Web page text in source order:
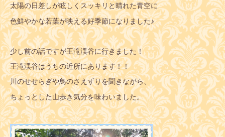
太陽の日差しが眩しくスッキリと晴れた青空に
色鮮やかな若葉が映える好季節になりました♪
少し前の話ですが王滝渓谷に行きました！
王滝渓谷はうちの近所にあります！！
川のせせらぎや鳥のさえずりを聞きながら、
ちょっとした山歩き気分を味わいました。